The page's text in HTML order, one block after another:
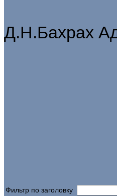
Д.Н.Бахрах
Фильтр по заголовку